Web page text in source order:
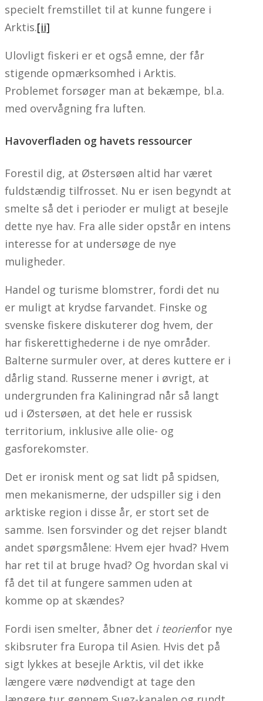
specielt fremstillet til at kunne fungere i
Arktis.[ii]
Ulovligt fiskeri er et også emne, der får
stigende opmærksomhed i Arktis.
Problemet forsøger man at bekæmpe, bl.a.
med overvågning fra luften.
Havoverfladen og havets ressourcer
Forestil dig, at Østersøen altid har været
fuldstændig tilfrosset. Nu er isen begyndt at
smelte så det i perioder er muligt at besejle
dette nye hav. Fra alle sider opstår en intens
interesse for at undersøge de nye
muligheder.
Handel og turisme blomstrer, fordi det nu
er muligt at krydse farvandet. Finske og
svenske fiskere diskuterer dog hvem, der
har fiskerettighederne i de nye områder.
Balterne surmuler over, at deres kuttere er i
dårlig stand. Russerne mener i øvrigt, at
undergrunden fra Kaliningrad når så langt
ud i Østersøen, at det hele er russisk
territorium, inklusive alle olie- og
gasforekomster.
Det er ironisk ment og sat lidt på spidsen,
men mekanismerne, der udspiller sig i den
arktiske region i disse år, er stort set de
samme. Isen forsvinder og det rejser blandt
andet spørgsmålene: Hvem ejer hvad? Hvem
har ret til at bruge hvad? Og hvordan skal vi
få det til at fungere sammen uden at
komme op at skændes?
Fordi isen smelter, åbner det i teorienfor nye
skibsruter fra Europa til Asien. Hvis det på
sigt lykkes at besejle Arktis, vil det ikke
længere være nødvendigt at tage den